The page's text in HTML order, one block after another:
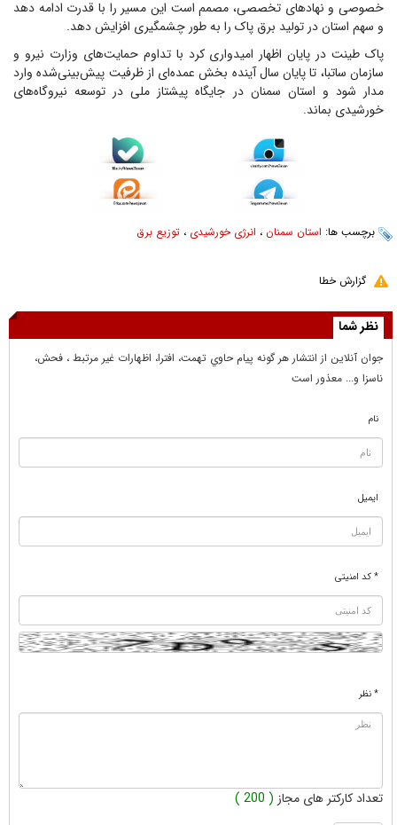
خصوصی و نهادهای تخصصی، مصمم است این مسیر را با قدرت ادامه دهد
و سهم استان در تولید برق پاک را به طور چشمگیری افزایش دهد.
پاک طینت در پایان اظهار امیدواری کرد با تداوم حمایت‌های وزارت نیرو و
سازمان ساتبا، تا پایان سال آینده بخش عمده‌ای از ظرفیت پیش‌بینی‌شده وارد
مدار شود و استان سمنان در جایگاه پیشتاز ملی در توسعه نیروگاه‌های
خورشیدی بماند.
برچسب ها: استان سمنان ، انرژی خورشیدی ، توزیع برق
گزارش خطا
نظر شما
جوان آنلاين از انتشار هر گونه پيام حاوي تهمت، افترا، اظهارات غير مرتبط ، فحش،
ناسزا و... معذور است
نام
ایمیل
* کد امنیتی
* نظر
تعداد کارکتر های مجاز ( 200 )